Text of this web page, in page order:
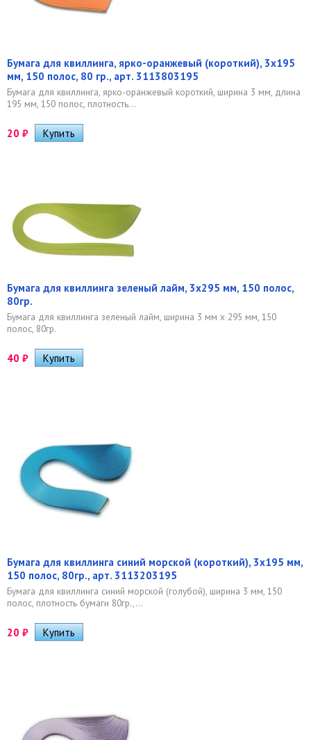
Бумага для квиллинга, ярко-оранжевый (короткий), 3х195
мм, 150 полос, 80 гр., арт. 3113803195
Бумага для квиллинга, ярко-оранжевый короткий, ширина 3 мм, длина
195 мм, 150 полос, плотность...
20 ₽
Бумага для квиллинга зеленый лайм, 3х295 мм, 150 полос,
80гр.
Бумага для квиллинга зеленый лайм, ширина 3 мм х 295 мм, 150
полос, 80гр.
40 ₽
Бумага для квиллинга синий морской (короткий), 3х195 мм,
150 полос, 80гр., арт. 3113203195
Бумага для квиллинга синий морской (голубой), ширина 3 мм, 150
полос, плотность бумаги 80гр.,...
20 ₽